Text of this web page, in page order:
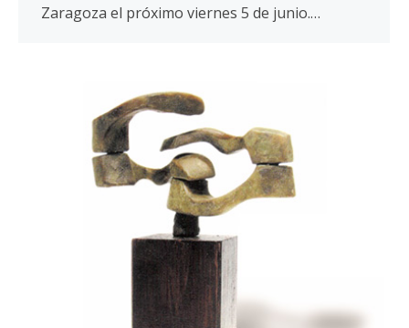
Zaragoza el próximo viernes 5 de junio.…